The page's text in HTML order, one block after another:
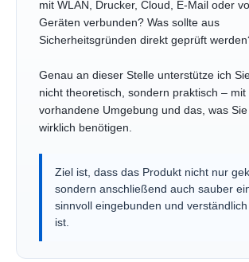
mit WLAN, Drucker, Cloud, E-Mail oder
Geräten verbunden? Was sollte aus
Sicherheitsgründen direkt geprüft
Genau an dieser Stelle unterstütze ich
nicht theoretisch, sondern praktisch – mit
vorhandene Umgebung und das, was Sie
wirklich benötigen.
Ziel ist, dass das Produkt nicht nur
sondern anschließend auch sauber
sinnvoll eingebunden und
ist.